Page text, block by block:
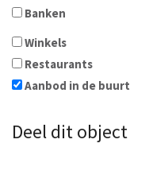
Banken
Winkels
Restaurants
Aanbod in de buurt
Deel dit object